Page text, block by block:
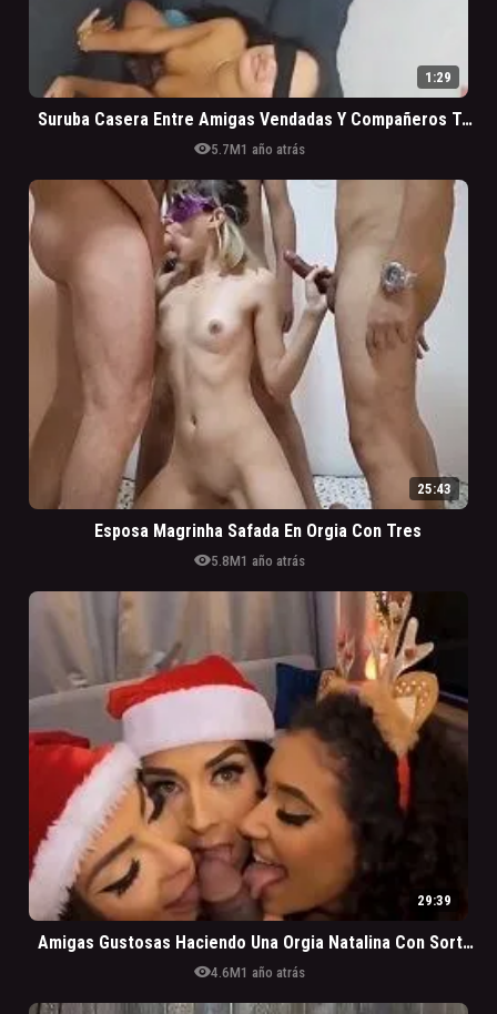
1:29
Suruba Casera Entre Amigas Vendadas Y Compañeros Tarados
visibility5.7M1 año atrás
25:43
Esposa Magrinha Safada En Orgia Con Tres
visibility5.8M1 año atrás
29:39
Amigas Gustosas Haciendo Una Orgia Natalina Con Sortudo
visibility4.6M1 año atrás